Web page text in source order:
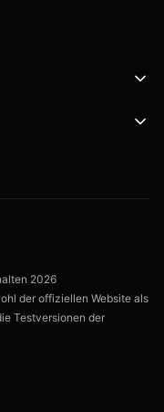
2026
der offiziellen Website als
Testversionen der